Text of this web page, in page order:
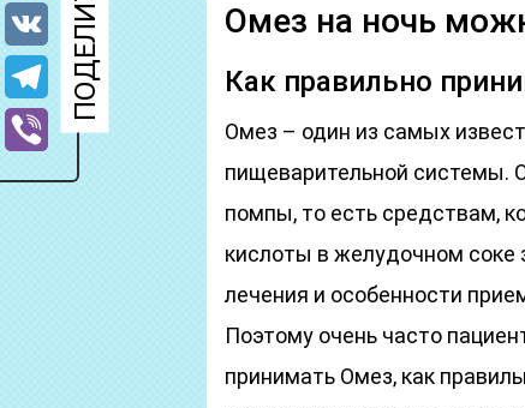
Омез на ночь
Как правильно
Омез – один из самых
пищеварительной системы.
помпы, то есть средствам,
кислоты в желудочном соке
лечения и особенности
Поэтому очень часто
принимать Омез, как
Odnoklassniki
VK
Telegram
Viber